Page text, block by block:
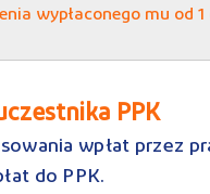
wypłaconego mu od
PPK
wpłat przez
do PPK.